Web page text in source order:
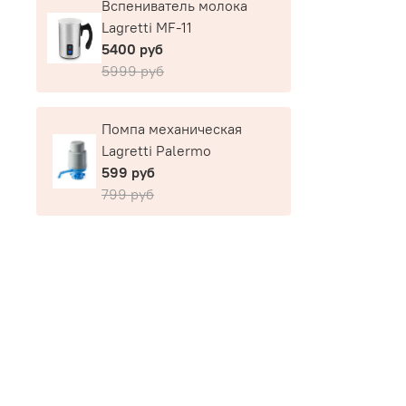
Вспениватель молока
Lagretti MF-11
5400 руб
5999 руб
Помпа механическая
Lagretti Palermo
599 руб
799 руб